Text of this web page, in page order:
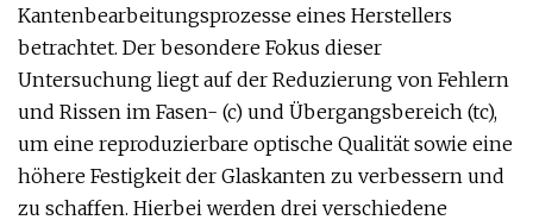
Kantenbearbeitungsprozesse eines Herstellers
betrachtet. Der besondere Fokus dieser
Untersuchung liegt auf der Reduzierung von Fehlern
und Rissen im Fasen- (c) und Übergangsbereich (tc),
um eine reproduzierbare optische Qualität sowie eine
höhere Festigkeit der Glaskanten zu verbessern und
zu schaffen. Hierbei werden drei verschiedene